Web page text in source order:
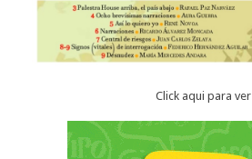
Click aqui para ver